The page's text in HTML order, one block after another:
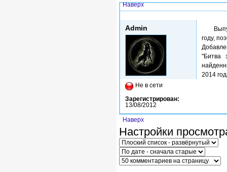
Наверх
Admin
Не в сети
Зарегистрирован:
13/08/2012
году,
"Битва
2014
Наверх
Настройки